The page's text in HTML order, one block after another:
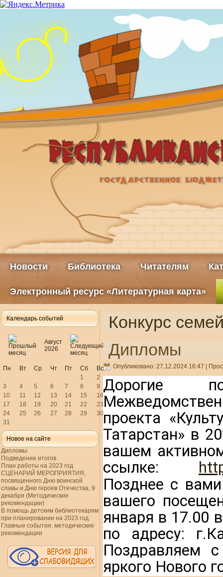
Новости Библиотека Читателям
Электронный ресурс «Литературная карта»
Календарь событий
Август
2026
Пн Вт Ср Чт Пт Сб
Вс
1
2
3
4 5 6 7 8
9
10
11 12 13 14 15
16
17
18 19 20 21 22
23
24
25 26 27 28 29
30
31
Новое на сайте
Дипломы
Подведение итогов
План работы на 2023 год
СЦЕНАРИЙ МЕРОПРИЯТИЯ,
посвященного Дню воинской
славы и Дню героев Отечества, 9
декабря (Методические
рекомендации)
В помощь детским библиотекарям
при планировании на 2023 год.
Главные события. методические
рекомендации
Конкурс
Дипломы
Опубликовано: 27.12.2024 16:47 |
Дорогие
проекта
Татарстан» в
вашем
ссылке:
Позднее с
вашего
января в 17.00
по адресу:
Поздравляем
яркого Нового